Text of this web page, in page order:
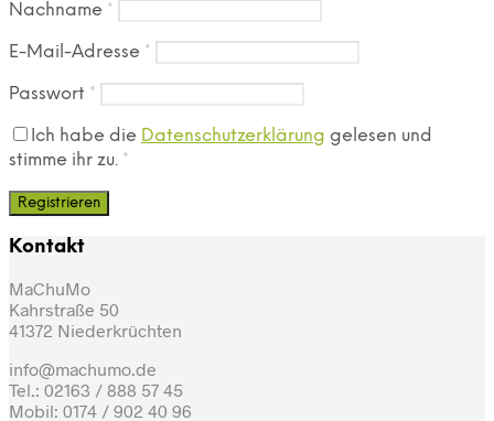
Nachname *
E-Mail-Adresse *
Passwort *
Ich habe die Datenschutzerklärung gelesen und
stimme ihr zu. *
Registrieren
Kontakt
MaChuMo
Kahrstraße 50
41372 Niederkrüchten
info@machumo.de
Tel.: 02163 / 888 57 45
Mobil: 0174 / 902 40 96